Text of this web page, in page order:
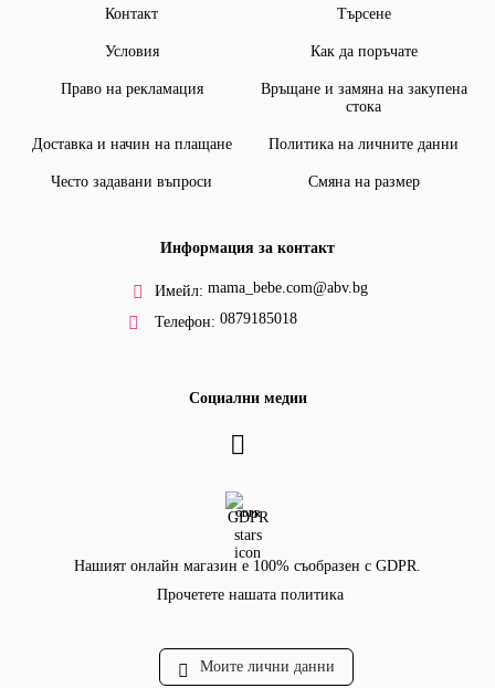
Контакт Търсене
Условия Как да поръчате
Право на рекламация
Връщане и замяна на закупена
стока
Доставка и начин на плащане Политика на личните данни
Често задавани въпроси Смяна на размер
Информация за контакт
Имейл: mama_bebe.com@abv.bg
Телефон: 0879185018
Социални медии
GDPR
Нашият онлайн магазин е 100% съобразен с GDPR.
Прочетете нашата политика
Моите лични данни